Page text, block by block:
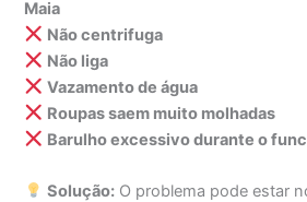
Maia
Não centrifuga
Não liga
Vazamento de água
Roupas saem muito molhadas
Barulho excessivo durante o
Solução: O problema pode estar